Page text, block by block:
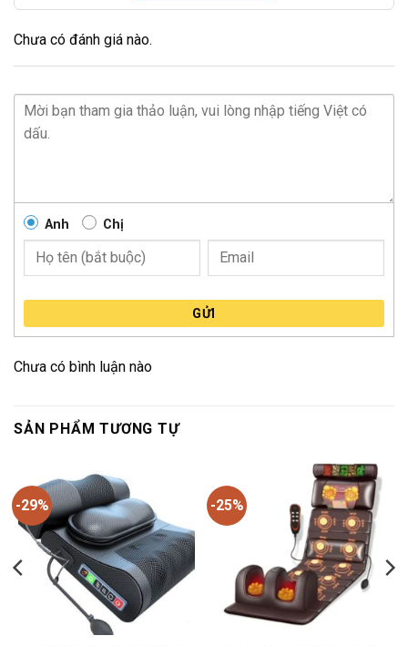
Chưa có đánh giá nào.
Anh Chị
GỬI
Chưa có bình luận nào
SẢN PHẨM TƯƠNG TỰ
-29% -25%